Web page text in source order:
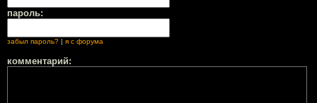
пароль:
забыл пароль? я с форума
комментарий: